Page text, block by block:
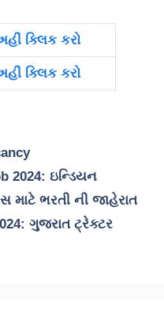
ક્લિક કરો
ક્લિક કરો
2024: ઇન્ડિયન
માટે ભરતી ની જાહેરાત
ગુજરાત ટ્રેક્ટર